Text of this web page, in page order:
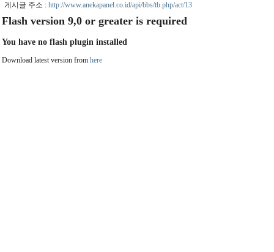
게시글 주소 : http://www.anekapanel.co.id/api/bbs/tb.php/act/13
Flash version 9,0 or greater is required
You have no flash plugin installed
Download latest version from here